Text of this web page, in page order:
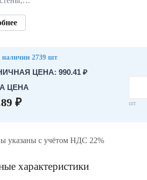
наличии 2739 шт
ЦЕНА: 990.41 ₽
ЦЕНА
₽ шт
указаны с учётом НДС 22%
характеристики